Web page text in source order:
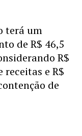
terá um
de R$ 46,5
R$
e R$
de